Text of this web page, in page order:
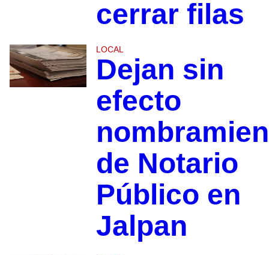
cerrar filas
LOCAL
Dejan sin
efecto
de Notario
Público en
Jalpan